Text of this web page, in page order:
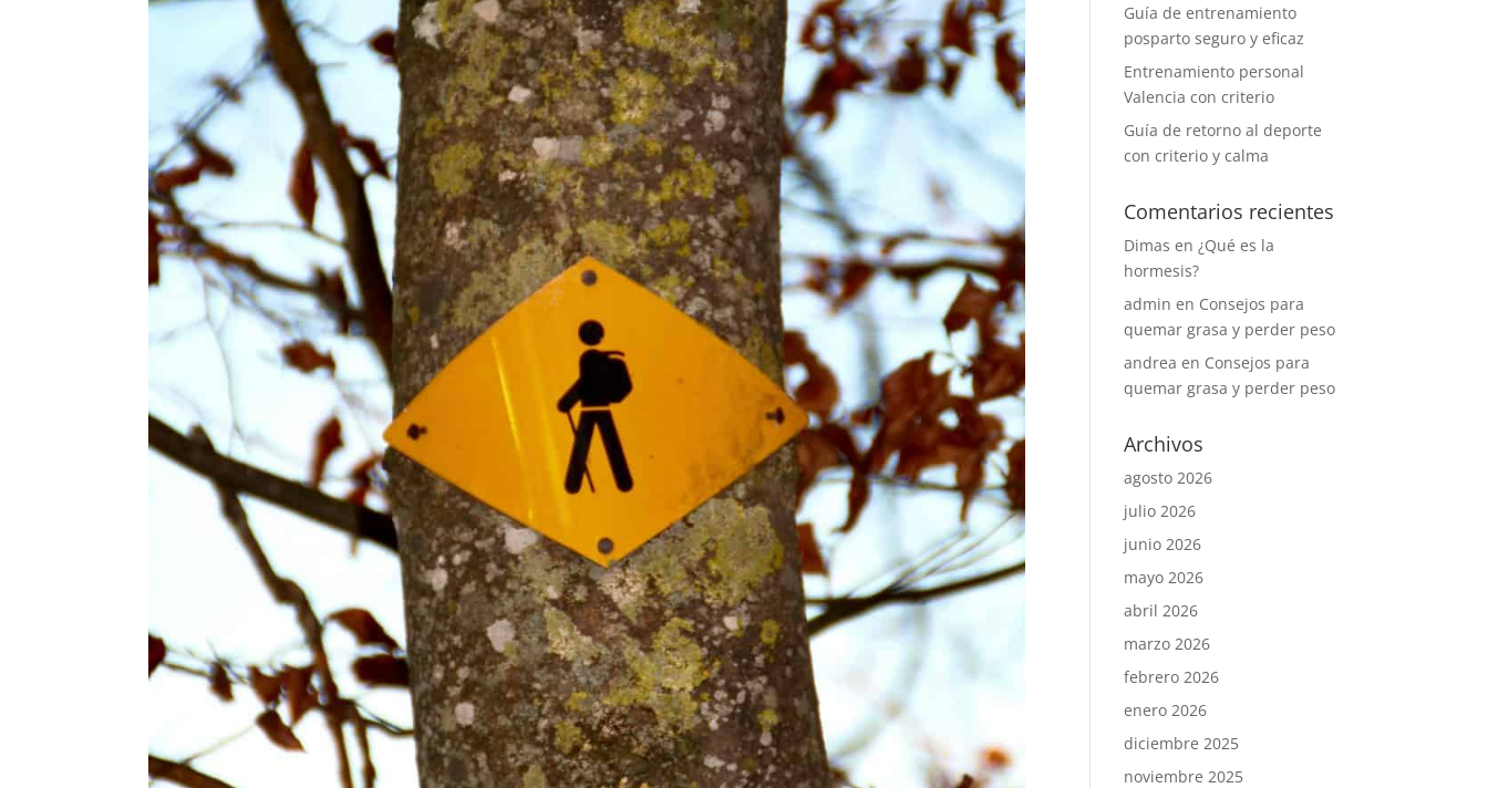
Guía de entrenamiento
posparto seguro y eficaz
Entrenamiento personal
Valencia con criterio
Guía de retorno al deporte
con criterio y calma
Comentarios recientes
Dimas en¿Qué es la
hormesis?
admin en Consejos para
quemar grasa y perder peso
andrea en Consejos para
quemar grasa y perder peso
Archivos
agosto 2026
julio 2026
junio 2026
mayo 2026
abril 2026
marzo 2026
febrero 2026
enero 2026
diciembre 2025
noviembre 2025